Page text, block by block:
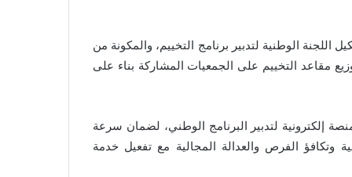
الوطنية لتدبير برنامج التخييم، والمكونة من
مقاعد التخييم على الجمعيات المشاركة بناء على
إلكترونية لتدبير البرنامج الوطني، لضمان سرعة
الفرص والعدالة المجالية مع تفعيل خدمة